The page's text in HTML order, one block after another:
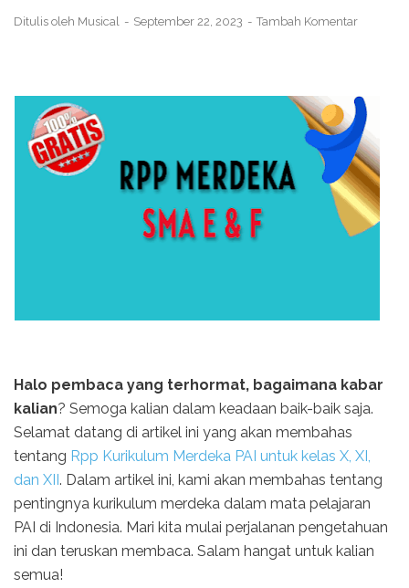
Ditulis oleh Musical September 22, 2023 Tambah Komentar
Halo pembaca yang terhormat, bagaimana kabar
kalian? Semoga kalian dalam keadaan baik-baik saja.
Selamat datang di artikel ini yang akan membahas
tentang Rpp Kurikulum Merdeka PAI untuk kelas X, XI,
dan XII . Dalam artikel ini, kami akan membahas tentang
pentingnya kurikulum merdeka dalam mata pelajaran
PAI di Indonesia. Mari kita mulai perjalanan pengetahuan
ini dan teruskan membaca. Salam hangat untuk kalian
semua!